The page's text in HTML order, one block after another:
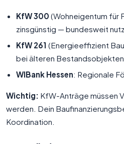
KfW 300 (Wohneigentum für
zinsgünstig — bundesweit
KfW 261 (Energieeffizient
bei älteren Bestandsobjekten
WIBank Hessen: Regionale
Wichtig: KfW-Anträge müssen
werden. Dein
Koordination.